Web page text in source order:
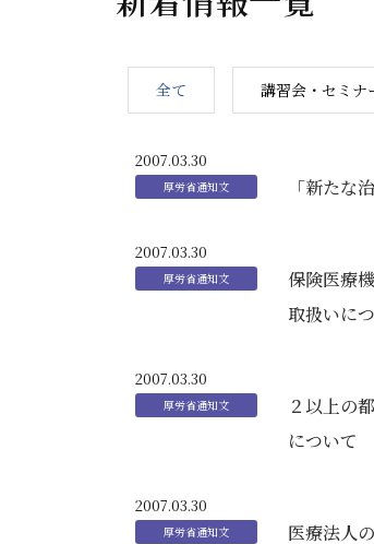
全て 講習会・セミナ
2007.03.30
「新たな
2007.03.30
保険医療
取扱いに
2007.03.30
２以上の
について
2007.03.30
医療法人